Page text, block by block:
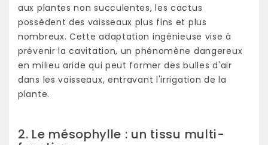
aux plantes non succulentes, les cactus
possèdent des vaisseaux plus fins et plus
nombreux. Cette adaptation ingénieuse vise à
prévenir la cavitation, un phénomène dangereux
en milieu aride qui peut former des bulles d'air
dans les vaisseaux, entravant l'irrigation de la
plante.
2. Le mésophylle : un tissu multi-